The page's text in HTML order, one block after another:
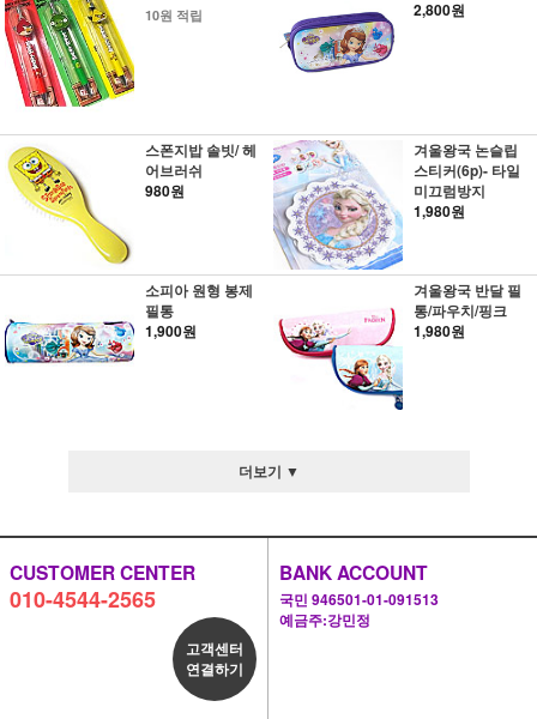
10원 적립
2,800원
스폰지밥 솔빗/ 헤
어브러쉬
980원
겨울왕국 논슬립
스티커(6p)- 타일
미끄럼방지
1,980원
소피아 원형 봉제
필통
1,900원
겨울왕국 반달 필
통/파우치/핑크
1,980원
더보기 ▼
CUSTOMER CENTER
010-4544-2565
고객센터
연결하기
BANK ACCOUNT
국민 946501-01-091513
예금주:강민정